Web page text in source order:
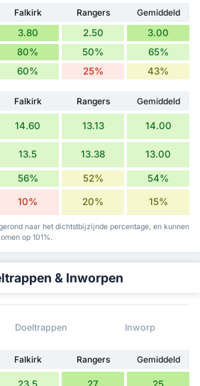
Falkirk Rangers
Gemiddeld
3.80 2.50 3.00
80% 50% 65%
60% 25% 43%
Falkirk Rangers
Gemiddeld
14.60 13.13 14.00
13.5 13.38 13.00
56% 52% 54%
10% 20% 15%
naar het dichtstbijzijnde percentage, en kunnen
op 101%.
& Inworpen
Doeltrappen Inworp
Falkirk Rangers
Gemiddeld